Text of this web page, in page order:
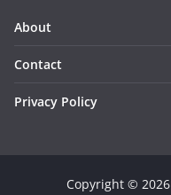
About
Contact
Privacy Policy
Copyright © 2026